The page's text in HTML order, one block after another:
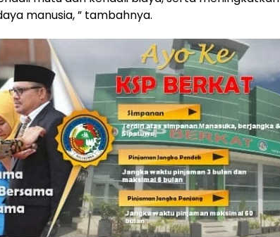
manusia, ” tambahnya.